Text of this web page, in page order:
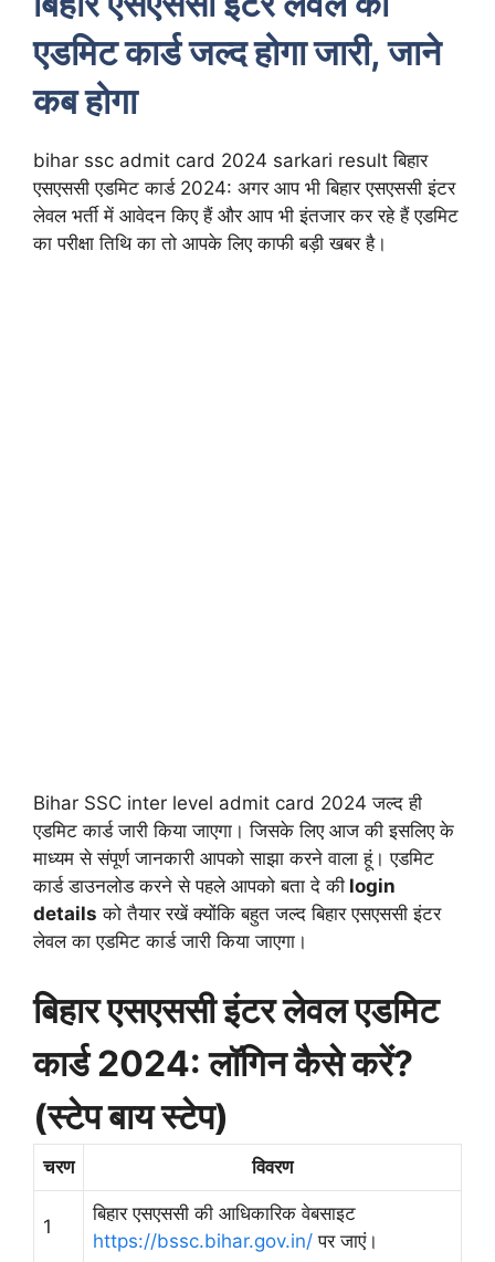
एडमिट कार्ड जल्द होगा जारी, जाने
कब होगा
bihar ssc admit card 2024 sarkari result बिहार
एसएससी एडमिट कार्ड 2024: अगर आप भी बिहार एसएससी इंटर
लेवल भर्ती में आवेदन किए हैं और आप भी इंतजार कर रहे हैं एडमिट
का परीक्षा तिथि का तो आपके लिए काफी बड़ी खबर है।
Bihar SSC inter level admit card 2024 जल्द ही
एडमिट कार्ड जारी किया जाएगा। जिसके लिए आज की इसलिए के
माध्यम से संपूर्ण जानकारी आपको साझा करने वाला हूं। एडमिट
कार्ड डाउनलोड करने से पहले आपको बता दे की login
details को तैयार रखें क्योंकि बहुत जल्द बिहार एसएससी इंटर
लेवल का एडमिट कार्ड जारी किया जाएगा।
बिहार एसएससी इंटर लेवल एडमिट
कार्ड 2024: लॉगिन कैसे करें?
(स्टेप बाय स्टेप)
चरण विवरण
1
बिहार एसएससी की आधिकारिक वेबसाइट
https://bssc.bihar.gov.in/ पर जाएं।